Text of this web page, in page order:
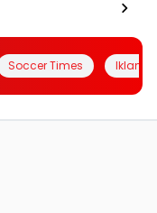
Soccer Times Iklanin